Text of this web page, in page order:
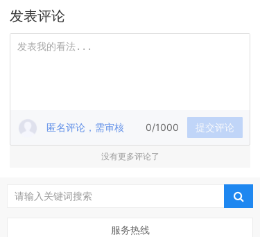
发表评论
匿名评论，需审核 0/1000 提交评论
没有更多评论了
服务热线